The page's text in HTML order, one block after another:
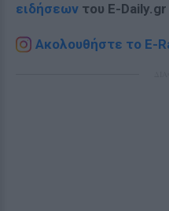
ειδήσεων του E-Daily.gr
Ακολουθήστε το E-